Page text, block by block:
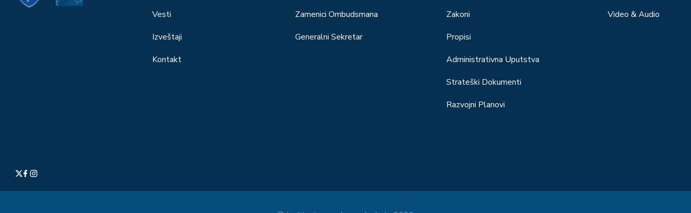
Vesti
Izveštaji
Kontakt
Zamenici Ombudsmana
Generalni Sekretar
Zakoni
Propisi
Administrativna Uputstva
Strateški Dokumenti
Razvojni Planovi
Video & Audio